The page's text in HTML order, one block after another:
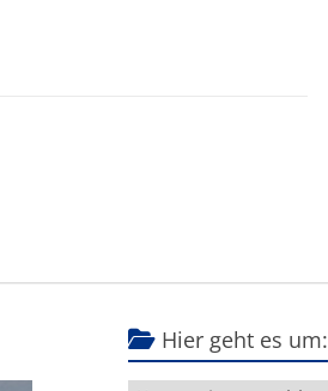
Hier geht es um: